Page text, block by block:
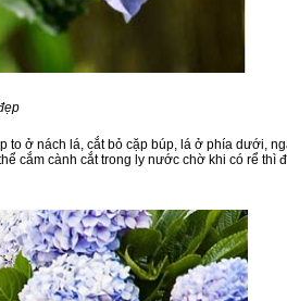
to ở nách lá, cắt bỏ cặp búp, lá ở phía dưới,
cắm cành cắt trong ly nước chờ khi có rể thì